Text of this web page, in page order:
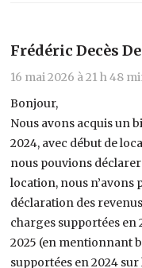
Frédéric Decès
16 mai 2026 à 21 h 48
Bonjour,
Nous avons acquis un
2024, avec début de
nous pouvions
location, nous n’avons
déclaration des
charges supportées en
2025 (en mentionnant
supportées en 2024